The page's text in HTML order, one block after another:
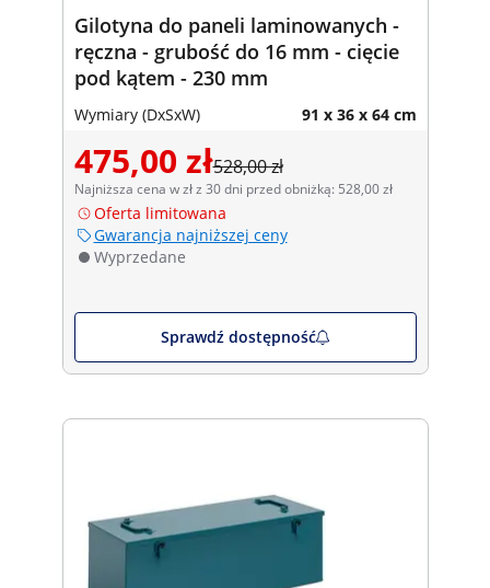
Gilotyna do paneli laminowanych -
ręczna - grubość do 16 mm - cięcie
pod kątem - 230 mm
Wymiary (DxSxW) 91 x 36 x 64 cm
475,00 zł528,00 zł
Najniższa cena w zł z 30 dni przed obniżką: 528,00 zł
Oferta limitowana
Gwarancja najniższej ceny
Wyprzedane
Sprawdź dostępność